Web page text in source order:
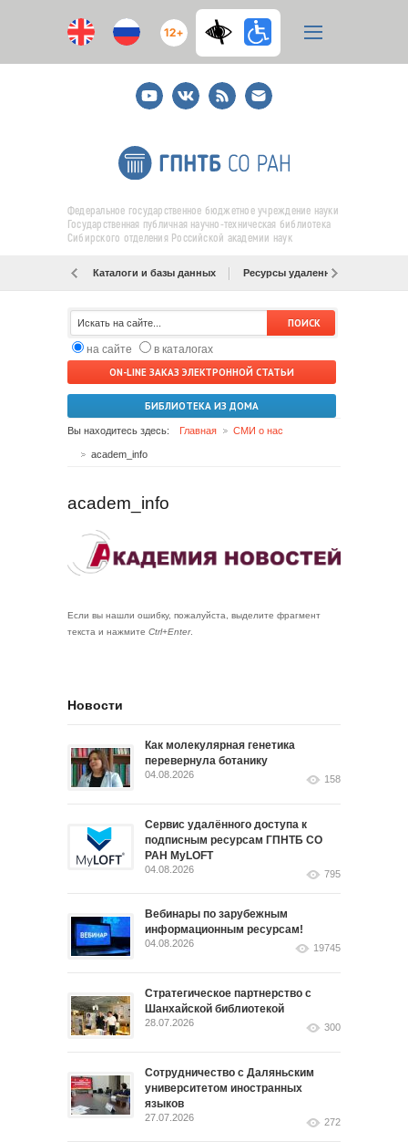
12+
YoutubeВКонтакте
RSS
E-
mail
подписка
Федеральное государственное бюджетное учреждение науки
Государственная публичная научно-техническая библиотека
Сибирского отделения Российской академии наук
Каталоги и базы данных Ресурсы удаленного доступа
на сайте
в каталогах
ON-LINE ЗАКАЗ ЭЛЕКТРОННОЙ СТАТЬИ
БИБЛИОТЕКА ИЗ ДОМА
Вы находитесь здесь: Главная СМИ о нас
academ_info
academ_info
Если вы нашли ошибку, пожалуйста, выделите фрагмент
текста и нажмите Ctrl+Enter.
Новости
Как молекулярная генетика
перевернула ботанику
04.08.2026 158
Сервис удалённого доступа к
подписным ресурсам ГПНТБ СО
РАН MyLOFT
04.08.2026 795
Вебинары по зарубежным
информационным ресурсам!
04.08.2026 19745
Стратегическое партнерство с
Шанхайской библиотекой
28.07.2026 300
Сотрудничество с Даляньским
университетом иностранных
языков
27.07.2026 272